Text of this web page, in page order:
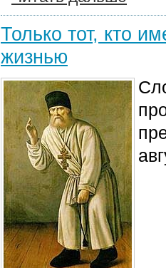
Только тот, кто
жизнью